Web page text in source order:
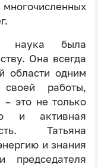
наука была
Она всегда
области одним
работы,
– это не только
и активная
Татьяна
и знания